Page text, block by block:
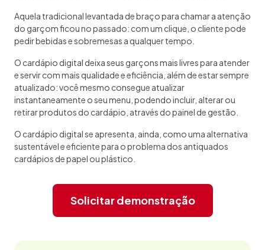
Aquela tradicional levantada de braço para chamar a atenção
do garçom ficou no passado: com um clique, o cliente pode
pedir bebidas e sobremesas a qualquer tempo.
O cardápio digital deixa seus garçons mais livres para atender
e servir com mais qualidade e eficiência, além de estar sempre
atualizado: você mesmo consegue atualizar
instantaneamente o seu menu, podendo incluir, alterar ou
retirar produtos do cardápio, através do painel de gestão.
O cardápio digital se apresenta, ainda, como uma alternativa
sustentável e eficiente para o problema dos antiquados
cardápios de papel ou plástico.
Solicitar demonstração